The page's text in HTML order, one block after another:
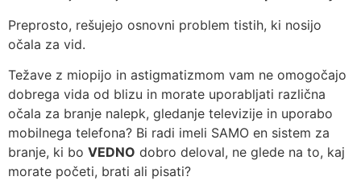
Preprosto, rešujejo osnovni problem tistih, ki nosijo
očala za vid.
Težave z miopijo in astigmatizmom vam ne omogočajo
dobrega vida od blizu in morate uporabljati različna
očala za branje nalepk, gledanje televizije in uporabo
mobilnega telefona? Bi radi imeli SAMO en sistem za
branje, ki bo VEDNO dobro deloval, ne glede na to, kaj
morate početi, brati ali pisati?